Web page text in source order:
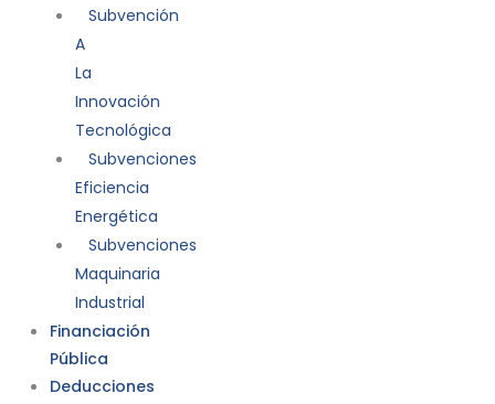
Subvención
A
La
Innovación
Tecnológica
Subvenciones
Eficiencia
Energética
Subvenciones
Maquinaria
Industrial
Financiación
Pública
Deducciones